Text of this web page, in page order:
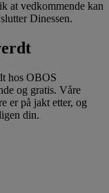
at vedkommende kan
Dinessen.
hos OBOS
og gratis. Våre
er på jakt etter, og
din.